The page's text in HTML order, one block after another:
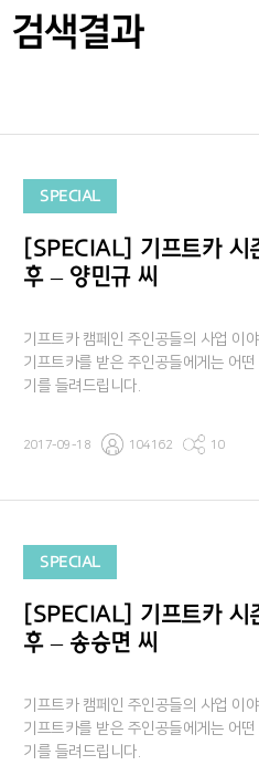
검색결과
SPECIAL
[SPECIAL] 기프트카 시
후 – 양민규 씨
기프트카 캠페인 주인공들의 사업 이
기프트카를 받은 주인공들에게는 어
기를 들려드립니다.
2017-09-18 104162 10
SPECIAL
[SPECIAL] 기프트카 시
후 – 송승면 씨
기프트카 캠페인 주인공들의 사업 이
기프트카를 받은 주인공들에게는 어
기를 들려드립니다.